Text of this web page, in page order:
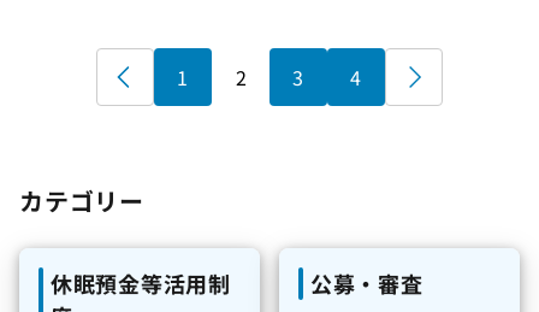
« 1 2 3 4 »
カテゴリー
休眠預金等活用制
公募・審査